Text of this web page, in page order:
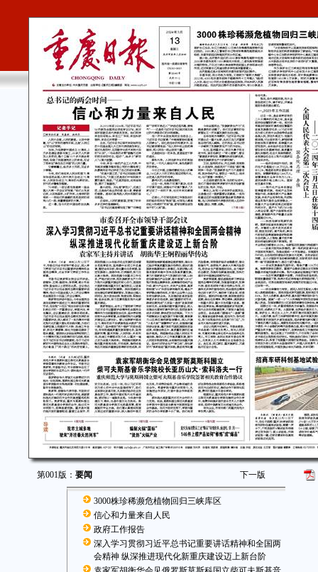
第001版： 要闻 下一版
3000株珍稀濒危植物回归三峡库区
信心和力量来自人民
政府工作报告
深入学习贯彻习近平总书记重要讲话精神和全国两
会精神 纵深推进现代化新重庆建设迈上新台阶